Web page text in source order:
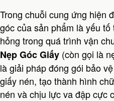
Trong chuỗi cung ứng hiện
góc của sản phẩm là yếu
hỏng trong quá trình vận
Nẹp Góc Giấy (còn gọi là
là giải pháp đóng gói bảo
giấy nén, tạo thành hình
nén và chịu lực va đập cực